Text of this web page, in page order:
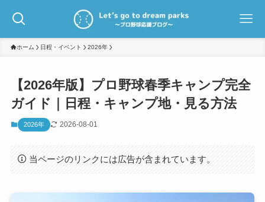
ホーム 日程・イベント 2026年
【2026年版】プロ野球春季キャンプ完全
ガイド｜日程・キャンプ地・見る方法
2026年 2026-08-01
当ページのリンクには広告が含まれています。